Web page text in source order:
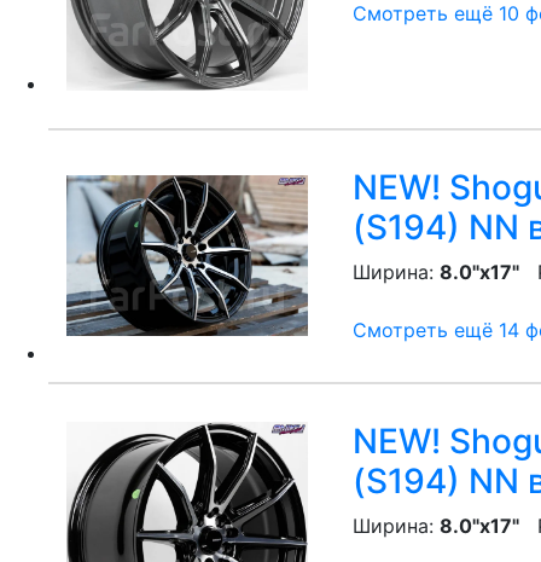
Смотреть ещё 10
NEW!
(S194) NN
Ширина: 8.0"x17"
Смотреть ещё 14
NEW!
(S194) NN
Ширина: 8.0"x17"